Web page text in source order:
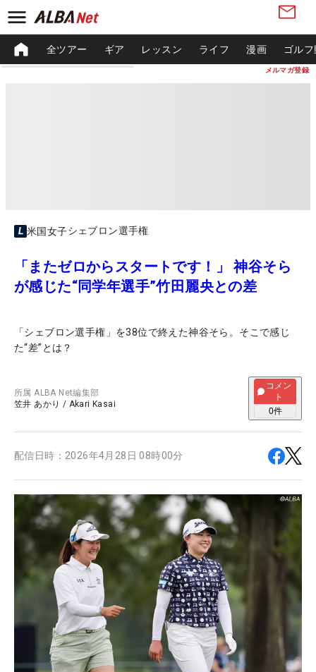
メルマガ登録
全ツアー ギア レッスン ライフ 漫画 ゴル
米国女子シェブロン選手権
「またゼロからスタートです！」 神谷そら
が感じた“同学年選手”竹田麗央との差
「シェブロン選手権」を38位で終えた神谷そら。そこで感じ
た“差”とは？
所属ALBA Net編集部
笠井 あかり / Akari Kasai
コメン
ト
0件
配信日時： 2026年4月28日 08時00分